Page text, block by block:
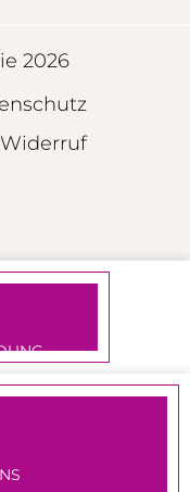
2026
Widerruf